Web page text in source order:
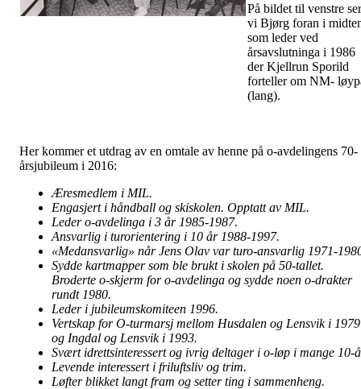
På bildet til venstre ser
vi Bjørg foran i
som leder ved
årsavslutninga i 1986
der Kjellrun Sporild
forteller om NM-
(lang).
Her kommer et utdrag av en omtale av henne på o-avdelingens 70-
årsjubileum i 2016:
Æresmedlem i MIL.
Engasjert i håndball og skiskolen. Opptatt av MIL.
Leder o-avdelinga i 3 år 1985-1987.
Ansvarlig i turorientering i 10 år 1988-1997.
«Medansvarlig» når Jens Olav var turo-ansvarlig 1971-
Sydde kartmapper som ble brukt i skolen på 50-tallet.
Broderte o-skjerm for o-avdelinga og sydde noen o-drakter
rundt 1980.
Leder i jubileumskomiteen 1996.
Vertskap for O-turmarsj mellom Husdalen og Lensvik i 1979
og Ingdal og Lensvik i 1993.
Svært idrettsinteressert og ivrig deltager i o-løp i mange 10-
Levende interessert i friluftsliv og trim.
Løfter blikket langt fram og setter ting i sammenheng.